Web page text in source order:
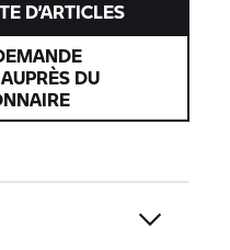
D’ARTICLES
DU